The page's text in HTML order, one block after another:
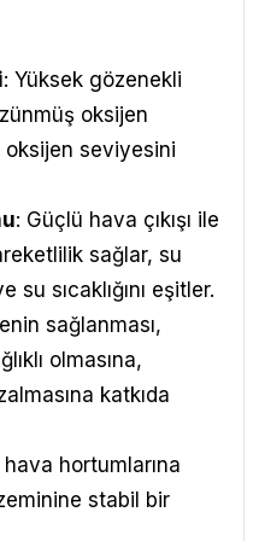
: Yüksek gözenekli
oksijen
oksijen seviyesini
: Güçlü hava çıkışı ile
sağlar, su
sıcaklığını eşitler.
sağlanması,
olmasına,
katkıda
hortumlarına
stabil bir